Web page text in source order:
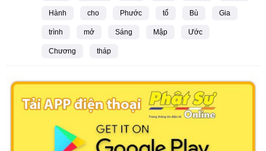
Hành cho Phước tổ Bù Gia
trình mở Sáng Mập Ước
Chương tháp